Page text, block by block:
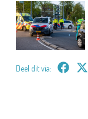
Deel dit via: